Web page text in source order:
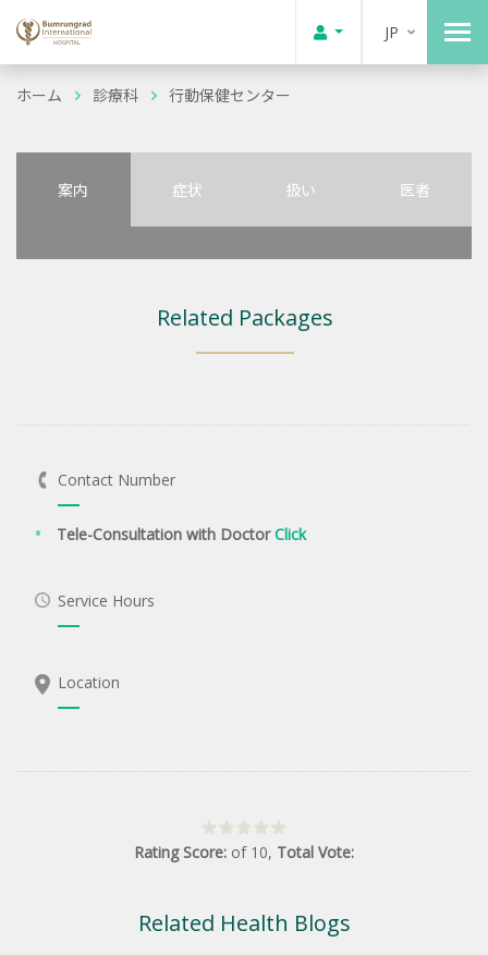
JP
ホーム 診療科 行動保健センター
案内 症状 扱い 医者
Related Packages
Contact Number
Tele-Consultation with DoctorClick
Service Hours
Location
Rating Score: of 10, Total Vote:
Related Health Blogs